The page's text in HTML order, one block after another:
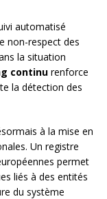
automatisé
non-respect des
la situation
continu renforce
la détection des
à la mise en
Un registre
permet
liés à des entités
du système